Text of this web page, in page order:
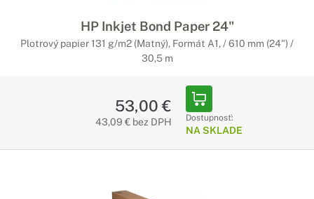
HP Inkjet Bond Paper 24"
Plotrový papier 131 g/m2 (Matný), Formát A1, / 610 mm (24") /
30,5 m
53,00 €
43,09 € bez DPH Dostupnosť:
NA SKLADE